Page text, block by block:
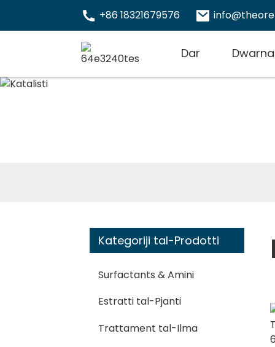
+86 18321679576
Dar Dwarna
Kategoriji tal-Prodotti
Surfactants & Amini
Estratti tal-Pjanti
Trattament tal-Ilma